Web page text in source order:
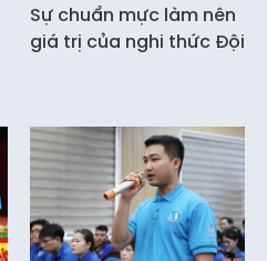
Sự chuẩn mực làm nên
giá trị của nghi thức Đội